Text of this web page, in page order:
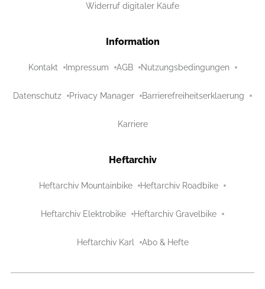
Widerruf digitaler Käufe
Information
Kontakt Impressum AGB Nutzungsbedingungen
Datenschutz Privacy Manager Barrierefreiheitserklaerung
Karriere
Heftarchiv
Heftarchiv Mountainbike Heftarchiv Roadbike
Heftarchiv Elektrobike Heftarchiv Gravelbike
Heftarchiv Karl Abo & Hefte